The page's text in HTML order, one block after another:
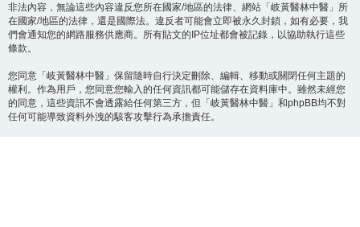
非法內容，無論這些內容違反您所在國家/地區的法律、網站「岐黃醫林中醫」所
在國家/地區的法律，還是國際法。違反者可能會立即被永久封鎖，如有必要，我
們會通知您的網路服務供應商。所有貼文的IP位址都會被記錄，以協助執行這些
條款。
您同意「岐黃醫林中醫」保留隨時自行決定刪除、編輯、移動或關閉任何主題的
權利。作為用戶，您同意您輸入的任何資訊都可能儲存在資料庫中。雖然未經您
的同意，這些資訊不會透露給任何第三方，但「岐黃醫林中醫」和phpBB均不對
任何可能導致資料外洩的駭客攻擊行為承擔責任。